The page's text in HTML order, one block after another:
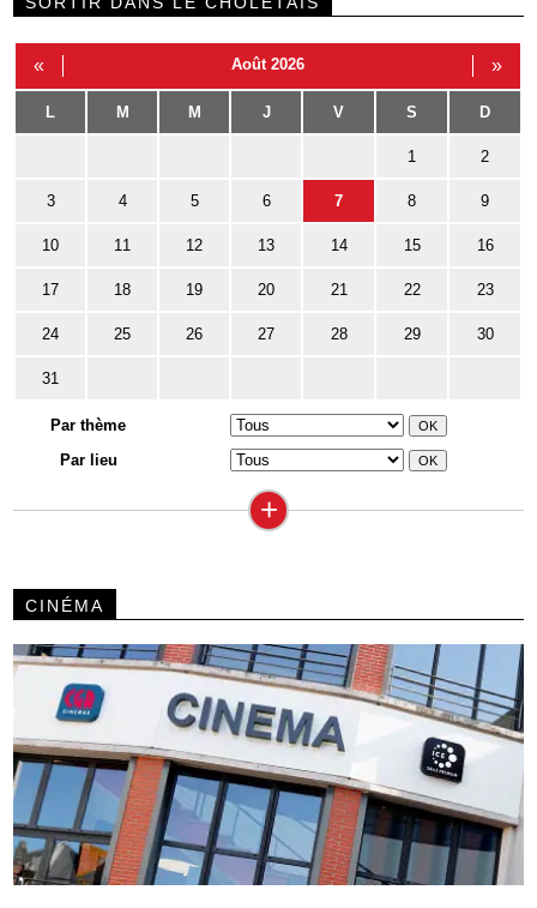
« Août 2026 »
L M M J V S D
1 2
3 4 5 6 7 8 9
10 11 12 13 14 15 16
17 18 19 20 21 22 23
24 25 26 27 28 29 30
31
Par thème
Par lieu
+
CINÉMA